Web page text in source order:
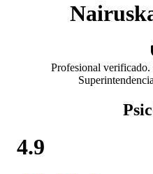
Profesional
4.9